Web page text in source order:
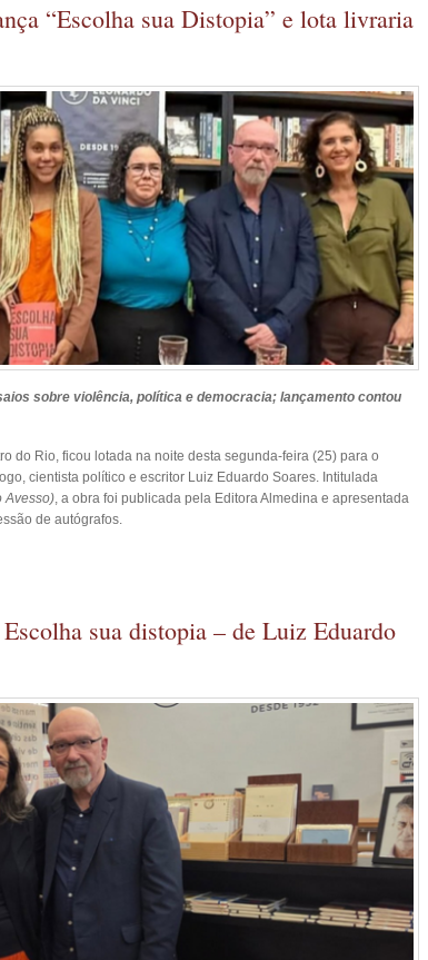
“Escolha sua Distopia” e lota livraria
sobre violência, política e democracia; lançamento contou
do Rio, ficou lotada na noite desta segunda-feira (25) para o
cientista político e escritor Luiz Eduardo Soares. Intitulada
Avesso) , a obra foi publicada pela Editora Almedina e apresentada
de autógrafos.
sua distopia – de Luiz Eduardo